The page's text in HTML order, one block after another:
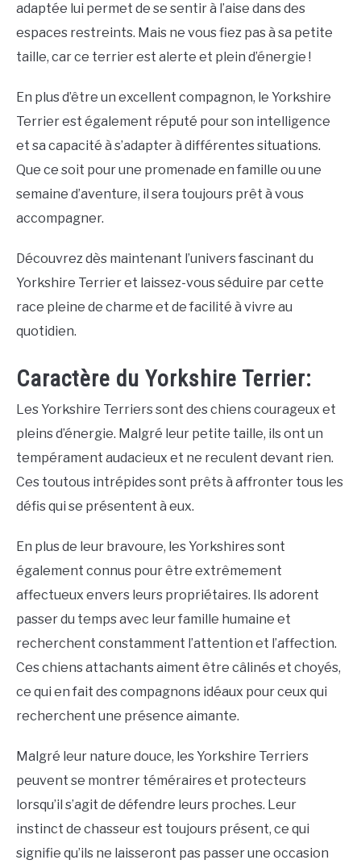
adaptée lui permet de se sentir à l’aise dans des
espaces restreints. Mais ne vous fiez pas à sa petite
taille, car ce terrier est alerte et plein d’énergie !
En plus d’être un excellent compagnon, le Yorkshire
Terrier est également réputé pour son intelligence
et sa capacité à s’adapter à différentes situations.
Que ce soit pour une promenade en famille ou une
semaine d’aventure, il sera toujours prêt à vous
accompagner.
Découvrez dès maintenant l’univers fascinant du
Yorkshire Terrier et laissez-vous séduire par cette
race pleine de charme et de facilité à vivre au
quotidien.
Caractère du Yorkshire Terrier:
Les Yorkshire Terriers sont des chiens courageux et
pleins d’énergie. Malgré leur petite taille, ils ont un
tempérament audacieux et ne reculent devant rien.
Ces toutous intrépides sont prêts à affronter tous les
défis qui se présentent à eux.
En plus de leur bravoure, les Yorkshires sont
également connus pour être extrêmement
affectueux envers leurs propriétaires. Ils adorent
passer du temps avec leur famille humaine et
recherchent constamment l’attention et l’affection.
Ces chiens attachants aiment être câlinés et choyés,
ce qui en fait des compagnons idéaux pour ceux qui
recherchent une présence aimante.
Malgré leur nature douce, les Yorkshire Terriers
peuvent se montrer téméraires et protecteurs
lorsqu’il s’agit de défendre leurs proches. Leur
instinct de chasseur est toujours présent, ce qui
signifie qu’ils ne laisseront pas passer une occasion